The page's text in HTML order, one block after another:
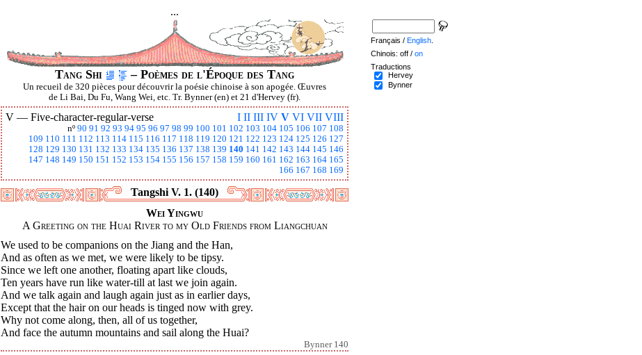
...
Tang Shi – Poèmes de l'Époque des Tang
Un recueil de 320 pièces pour découvrir la poésie chinoise à son apogée. Œuvres
de Li Bai, Du Fu, Wang Wei, etc. Tr. Bynner (en) et 21 d'Hervey (fr).
I II III IV V VI VII VIII
V — Five-character-regular-verse
nº 90 91 92 93 94 95 96 97 98 99 100 101 102 103 104 105 106 107 108
109 110 111 112 113 114 115 116 117 118 119 120 121 122 123 124 125 126 127
128 129 130 131 132 133 134 135 136 137 138 139 140 141 142 143 144 145 146
147 148 149 150 151 152 153 154 155 156 157 158 159 160 161 162 163 164 165
166 167 168 169
Tangshi V. 1. (140)
Wei Yingwu
A Greeting on the Huai River to my Old Friends from Liangchuan
We used to be companions on the Jiang and the Han,
And as often as we met, we were likely to be tipsy.
Since we left one another, floating apart like clouds,
Ten years have run like water-till at last we join again.
And we talk again and laugh again just as in earlier days,
Except that the hair on our heads is tinged now with grey.
Why not come along, then, all of us together,
And face the autumn mountains and sail along the Huai?
Bynner 140
Français / English
Chinois: off / on
Traductions
Hervey
Bynner